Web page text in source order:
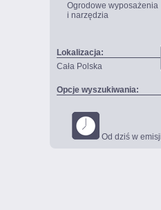
Ogrodowe wyposażenia
i narzędzia
Lokalizacja:
Cała Polska
Opcje wyszukiwania:
Od dziś w emisji